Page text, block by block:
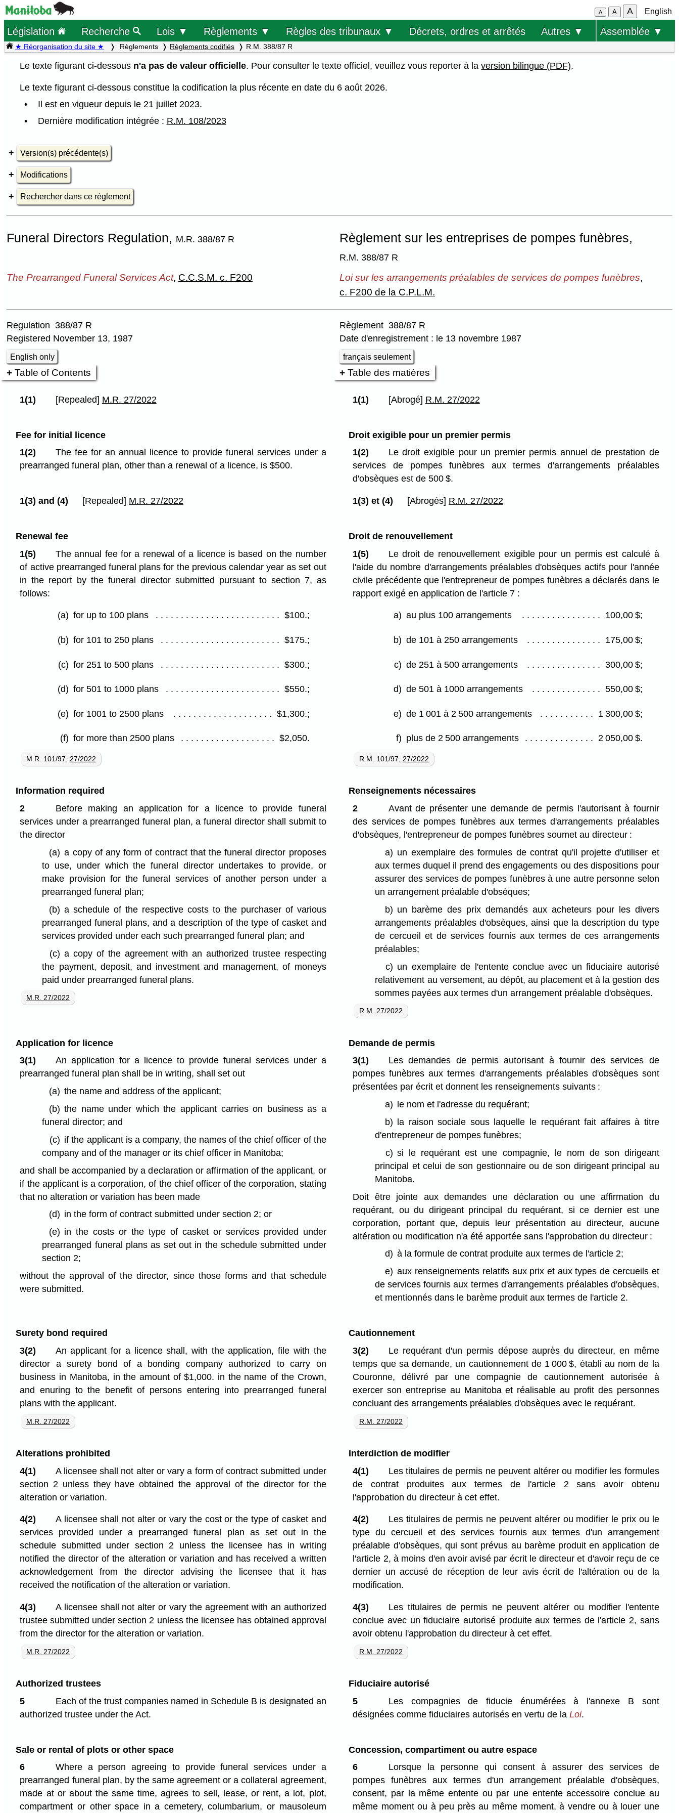
A A A English
Législation Recherche Lois ▼ Règlements ▼ Règles des tribunaux ▼ Décrets, ordres et arrêtés Autres ▼ Assemblée ▼
★ Réorganisation du site ★ Règlements Règlements codifiés R.M. 388/87 R
Le texte figurant ci-dessous n'a pas de valeur officielle. Pour consulter le texte officiel, veuillez vous reporter à laversion bilingue (PDF).
Le texte figurant ci-dessous constitue la codification la plus récente en date du 6 août 2026.
Il est en vigueur depuis le 21 juillet 2023.
Dernière modification intégrée : R.M. 108/2023
Version(s) précédente(s)
Modifications
Rechercher dans ce règlement
Funeral Directors Regulation, M.R. 388/87 R Règlement sur les entreprises de pompes funèbres,
R.M. 388/87 R
The Prearranged Funeral Services Act, C.C.S.M. c. F200 Loi sur les arrangements préalables de services de pompes funèbres,
c. F200 de la C.P.L.M.
Regulation 388/87 R
Registered November 13, 1987
English only
Règlement 388/87 R
Date d'enregistrement : le 13 novembre 1987
français seulement
Table of Contents Table des matières
1(1) [Repealed] M.R. 27/2022 1(1) [Abrogé] R.M. 27/2022
Fee for initial licence
1(2)
The fee for an annual licence to provide funeral services under a
prearranged funeral plan, other than a renewal of a licence, is $500.
Droit exigible pour un premier permis
1(2)
Le droit exigible pour un premier permis annuel de prestation de
services de pompes funèbres aux termes d'arrangements préalables
d'obsèques est de 500 $.
1(3) and (4) [Repealed] M.R. 27/2022 1(3) et (4) [Abrogés] R.M. 27/2022
Renewal fee
1(5)
The annual fee for a renewal of a licence is based on the number
of active prearranged funeral plans for the previous calendar year as set out
in the report by the funeral director submitted pursuant to section 7, as
follows:
(a) for up to 100 plans $100.;
(b) for 101 to 250 plans $175.;
(c) for 251 to 500 plans $300.;
(d) for 501 to 1000 plans $550.;
(e) for 1001 to 2500 plans $1,300.;
(f) for more than 2500 plans $2,050.
M.R. 101/97; 27/2022
Droit de renouvellement
1(5)
Le droit de renouvellement exigible pour un permis est calculé à
l'aide du nombre d'arrangements préalables d'obsèques actifs pour l'année
civile précédente que l'entrepreneur de pompes funèbres a déclarés dans le
rapport exigé en application de l'article 7 :
a) au plus 100 arrangements 100,00 $;
b) de 101 à 250 arrangements 175,00 $;
c) de 251 à 500 arrangements 300,00 $;
d) de 501 à 1000 arrangements 550,00 $;
e) de 1 001 à 2 500 arrangements 1 300,00 $;
f) plus de 2 500 arrangements 2 050,00 $.
R.M. 101/97; 27/2022
Information required
2
Before making an application for a licence to provide funeral
services under a prearranged funeral plan, a funeral director shall submit to
the director
(a) a copy of any form of contract that the funeral director proposes
to use, under which the funeral director undertakes to provide, or
make provision for the funeral services of another person under a
prearranged funeral plan;
(b) a schedule of the respective costs to the purchaser of various
prearranged funeral plans, and a description of the type of casket and
services provided under each such prearranged funeral plan; and
(c) a copy of the agreement with an authorized trustee respecting
the payment, deposit, and investment and management, of moneys
paid under prearranged funeral plans.
M.R. 27/2022
Renseignements nécessaires
2
Avant de présenter une demande de permis l'autorisant à fournir
des services de pompes funèbres aux termes d'arrangements préalables
d'obsèques, l'entrepreneur de pompes funèbres soumet au directeur :
a) un exemplaire des formules de contrat qu'il projette d'utiliser et
aux termes duquel il prend des engagements ou des dispositions pour
assurer des services de pompes funèbres à une autre personne selon
un arrangement préalable d'obsèques;
b) un barème des prix demandés aux acheteurs pour les divers
arrangements préalables d'obsèques, ainsi que la description du type
de cercueil et de services fournis aux termes de ces arrangements
préalables;
c) un exemplaire de l'entente conclue avec un fiduciaire autorisé
relativement au versement, au dépôt, au placement et à la gestion des
sommes payées aux termes d'un arrangement préalable d'obsèques.
R.M. 27/2022
Application for licence
3(1)
An application for a licence to provide funeral services under a
prearranged funeral plan shall be in writing, shall set out
(a) the name and address of the applicant;
(b) the name under which the applicant carries on business as a
funeral director; and
(c) if the applicant is a company, the names of the chief officer of the
company and of the manager or its chief officer in Manitoba;
and shall be accompanied by a declaration or affirmation of the applicant, or
if the applicant is a corporation, of the chief officer of the corporation, stating
that no alteration or variation has been made
(d) in the form of contract submitted under section 2; or
(e) in the costs or the type of casket or services provided under
prearranged funeral plans as set out in the schedule submitted under
section 2;
without the approval of the director, since those forms and that schedule
were submitted.
Demande de permis
3(1)
Les demandes de permis autorisant à fournir des services de
pompes funèbres aux termes d'arrangements préalables d'obsèques sont
présentées par écrit et donnent les renseignements suivants :
a)
le nom et l'adresse du requérant;
b) la raison sociale sous laquelle le requérant fait affaires à titre
d'entrepreneur de pompes funèbres;
c) si le requérant est une compagnie, le nom de son dirigeant
principal et celui de son gestionnaire ou de son dirigeant principal au
Manitoba.
Doit être jointe aux demandes une déclaration ou une affirmation du
requérant, ou du dirigeant principal du requérant, si ce dernier est une
corporation, portant que, depuis leur présentation au directeur, aucune
altération ou modification n'a été apportée sans l'approbation du directeur :
d) à la formule de contrat produite aux termes de l'article 2;
e) aux renseignements relatifs aux prix et aux types de cercueils et
de services fournis aux termes d'arrangements préalables d'obsèques,
et mentionnés dans le barème produit aux termes de l'article 2.
Surety bond required
3(2)
An applicant for a licence shall, with the application, file with the
director a surety bond of a bonding company authorized to carry on
business in Manitoba, in the amount of $1,000. in the name of the Crown,
and enuring to the benefit of persons entering into prearranged funeral
plans with the applicant.
M.R. 27/2022
Cautionnement
3(2)
Le requérant d'un permis dépose auprès du directeur, en même
temps que sa demande, un cautionnement de 1 000 $, établi au nom de la
Couronne, délivré par une compagnie de cautionnement autorisée à
exercer son entreprise au Manitoba et réalisable au profit des personnes
concluant des arrangements préalables d'obsèques avec le requérant.
R.M. 27/2022
Alterations prohibited
4(1)
A licensee shall not alter or vary a form of contract submitted under
section 2 unless they have obtained the approval of the director for the
alteration or variation.
Interdiction de modifier
4(1)
Les titulaires de permis ne peuvent altérer ou modifier les formules
de contrat produites aux termes de l'article 2 sans avoir obtenu
l'approbation du directeur à cet effet.
4(2)
A licensee shall not alter or vary the cost or the type of casket and
services provided under a prearranged funeral plan as set out in the
schedule submitted under section 2 unless the licensee has in writing
notified the director of the alteration or variation and has received a written
acknowledgement from the director advising the licensee that it has
received the notification of the alteration or variation.
4(2)
Les titulaires de permis ne peuvent altérer ou modifier le prix ou le
type du cercueil et des services fournis aux termes d'un arrangement
préalable d'obsèques, qui sont prévus au barème produit en application de
l'article 2, à moins d'en avoir avisé par écrit le directeur et d'avoir reçu de ce
dernier un accusé de réception de leur avis écrit de l'altération ou de la
modification.
4(3)
A licensee shall not alter or vary the agreement with an authorized
trustee submitted under section 2 unless the licensee has obtained approval
from the director for the alteration or variation.
M.R. 27/2022
4(3)
Les titulaires de permis ne peuvent altérer ou modifier l'entente
conclue avec un fiduciaire autorisé produite aux termes de l'article 2, sans
avoir obtenu l'approbation du directeur à cet effet.
R.M. 27/2022
Authorized trustees
5
Each of the trust companies named in Schedule B is designated an
authorized trustee under the Act.
Fiduciaire autorisé
5
Les compagnies de fiducie énumérées à l'annexe B sont
désignées comme fiduciaires autorisés en vertu de laLoi.
Sale or rental of plots or other space
6
Where a person agreeing to provide funeral services under a
prearranged funeral plan, by the same agreement or a collateral agreement,
made at or about the same time, agrees to sell, lease, or rent, a lot, plot,
compartment or other space in a cemetery, columbarium, or mausoleum
Concession, compartiment ou autre espace
6
Lorsque la personne qui consent à assurer des services de
pompes funèbres aux termes d'un arrangement préalable d'obsèques,
consent, par la même entente ou par une entente accessoire conclue au
même moment ou à peu près au même moment, à vendre ou à louer une